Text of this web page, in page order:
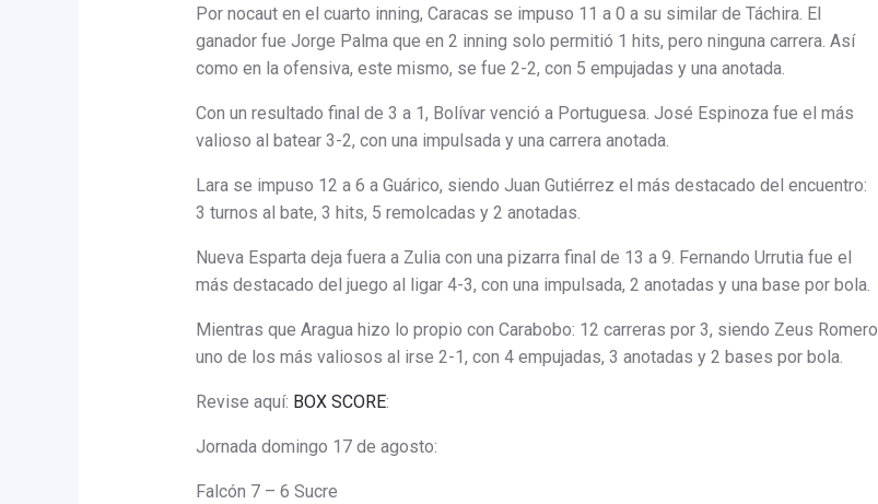
Por nocaut en el cuarto inning, Caracas se impuso 11 a 0 a su similar de Táchira. El
ganador fue Jorge Palma que en 2 inning solo permitió 1 hits, pero ninguna carrera. Así
como en la ofensiva, este mismo, se fue 2-2, con 5 empujadas y una anotada.
Con un resultado final de 3 a 1, Bolívar venció a Portuguesa. José Espinoza fue el más
valioso al batear 3-2, con una impulsada y una carrera anotada.
Lara se impuso 12 a 6 a Guárico, siendo Juan Gutiérrez el más destacado del encuentro:
3 turnos al bate, 3 hits, 5 remolcadas y 2 anotadas.
Nueva Esparta deja fuera a Zulia con una pizarra final de 13 a 9. Fernando Urrutia fue el
más destacado del juego al ligar 4-3, con una impulsada, 2 anotadas y una base por bola.
Mientras que Aragua hizo lo propio con Carabobo: 12 carreras por 3, siendo Zeus Romero
uno de los más valiosos al irse 2-1, con 4 empujadas, 3 anotadas y 2 bases por bola.
Revise aquí: BOX SCORE:
Jornada domingo 17 de agosto:
Falcón 7 – 6 Sucre